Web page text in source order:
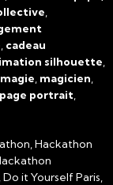
,
, cadeau
silhouette,
magie, magicien,
portrait,
Hackathon
it Yourself Paris,